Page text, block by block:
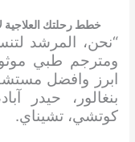
خطط رحلتك العلاجية
“نحن، المرشد
ومترجم طبي
ابرز وافضل
بنغالور، حيدر
كوتشي، تشيناي.